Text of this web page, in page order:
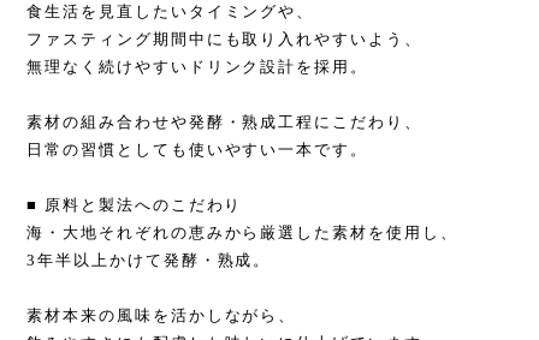
食生活を見直したいタイミングや、
ファスティング期間中にも取り入れやすいよう、
無理なく続けやすいドリンク設計を採用。
素材の組み合わせや発酵・熟成工程にこだわり、
日常の習慣としても使いやすい一本です。
■ 原料と製法へのこだわり
海・大地それぞれの恵みから厳選した素材を使用し、
3年半以上かけて発酵・熟成。
素材本来の風味を活かしながら、